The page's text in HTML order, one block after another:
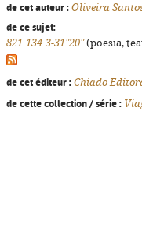
de cet auteur : Oliveira
de ce sujet:
821.134.3-31"20"(poesia,
de cet éditeur : Chiado
de cette collection / série :